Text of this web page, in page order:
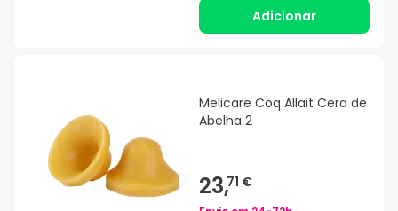
Adicionar
Melicare Coq Allait Cera de
Abelha 2
23,71 €